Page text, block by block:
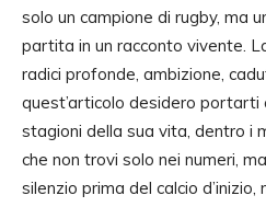
solo un campione di rugby, ma
partita in un racconto vivente.
radici profonde, ambizione,
quest’articolo desidero
stagioni della sua vita, dentro i
che non trovi solo nei numeri,
silenzio prima del calcio d’inizio,